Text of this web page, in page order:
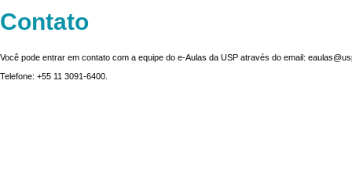
Contato
Você pode entrar em contato com a equipe do e-Aulas da USP através do email:
Telefone: +55 11 3091-6400.